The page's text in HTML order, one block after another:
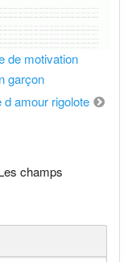
de motivation
garçon
d amour rigolote
champs